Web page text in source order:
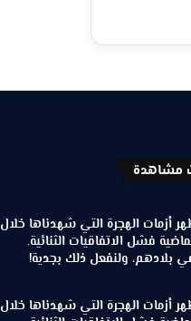
مشاهدة
أزمات الهجرة التي شهدناها خلال
فشل الاتفاقيات الثنائية.
بلادهم، ولنفعل ذلك بجدية!
أزمات الهجرة التي شهدناها خلال